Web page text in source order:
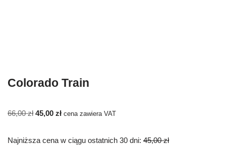
Colorado Train
66,00zł 45,00 zł cena zawiera VAT
Najniższa cena w ciągu ostatnich 30 dni: 45,00 zł